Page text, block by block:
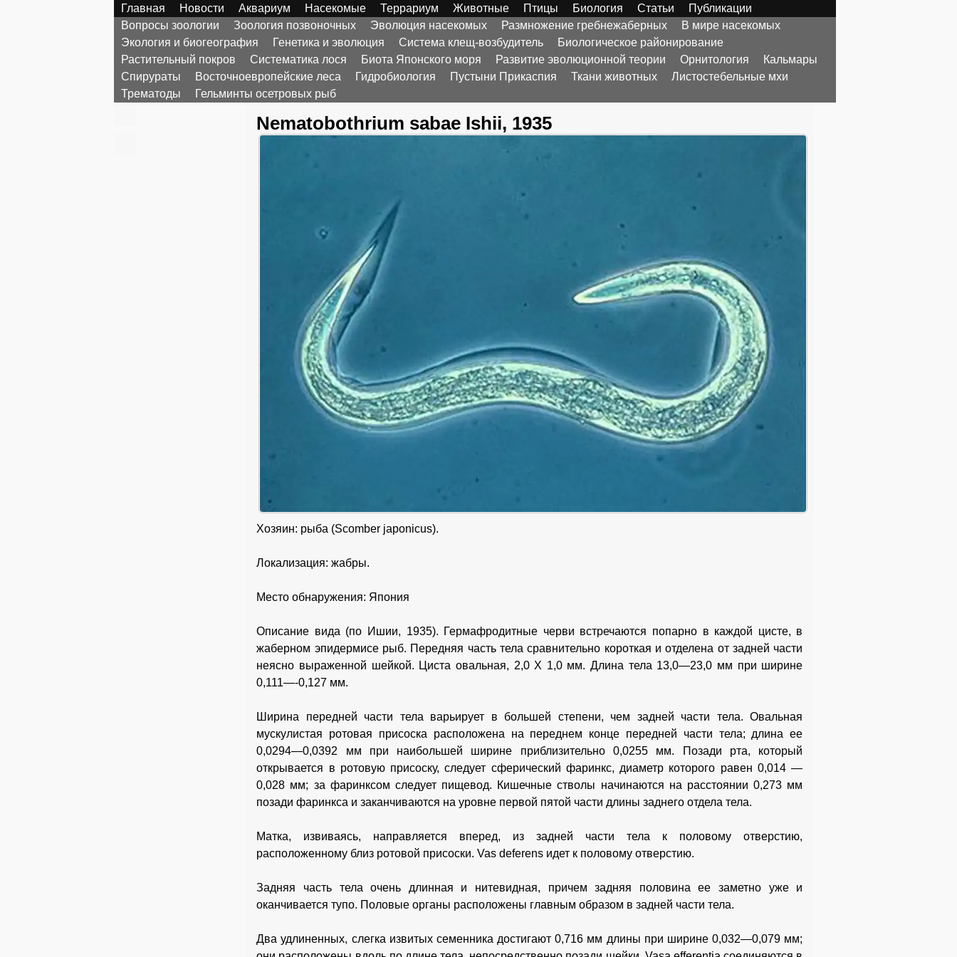
Главная Новости Аквариум Насекомые Террариум Животные Птицы Биология Статьи
Публикации
Вопросы зоологии
Зоология позвоночных Эволюция насекомых Размножение гребнежаберных
В мире насекомых
Экология и биогеография
Генетика и эволюция Система клещ-возбудитель
Биологическое районирование
Растительный покров
Систематика лося Биота Японского моря Развитие эволюционной теории Орнитология
Кальмары
Спирураты
Восточноевропейские леса Гидробиология Пустыни Прикаспия Ткани животных
Листостебельные мхи
Трематоды
Гельминты осетровых рыб
Nematobothrium sabae Ishii, 1935
Хозяин: рыба (Scomber japonicus).
Локализация: жабры.
Место обнаружения: Япония
Описание вида (по Ишии, 1935). Гермафродитные черви встречаются попарно в каждой цисте, в
жаберном эпидермисе рыб. Передняя часть тела сравнительно короткая и отделена от задней части
неясно выраженной шейкой. Циста овальная, 2,0 X 1,0 мм. Длина тела 13,0—23,0 мм при ширине
0,111—-0,127 мм.
Ширина передней части тела варьирует в большей степени, чем задней части тела. Овальная
мускулистая ротовая присоска расположена на переднем конце передней части тела; длина ее
0,0294—0,0392 мм при наибольшей ширине приблизительно 0,0255 мм. Позади рта, который
открывается в ротовую присоску, следует сферический фаринкс, диаметр которого равен 0,014 —
0,028 мм; за фаринксом следует пищевод. Кишечные стволы начинаются на расстоянии 0,273 мм
позади фаринкса и заканчиваются на уровне первой пятой части длины заднего отдела тела.
Матка, извиваясь, направляется вперед, из задней части тела к половому отверстию,
расположенному близ ротовой присоски. Vas deferens идет к половому отверстию.
Задняя часть тела очень длинная и нитевидная, причем задняя половина ее заметно уже и
оканчивается тупо. Половые органы расположены главным образом в задней части тела.
Два удлиненных, слегка извитых семенника достигают 0,716 мм длины при ширине 0,032—0,079 мм;